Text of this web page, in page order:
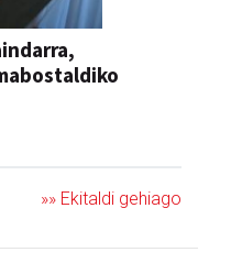
»» Ekitaldi gehiago